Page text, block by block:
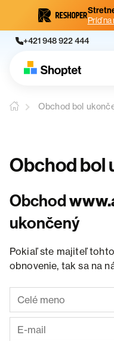
Príď na
+421 948 922 444
Obchod bol
Obchod bol
Obchod
ukončený
Pokiaľ ste majiteľ
obnovenie, tak sa na